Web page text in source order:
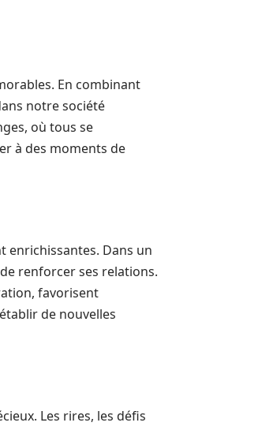
En combinant
notre société
où tous se
à des moments de
enrichissantes. Dans un
renforcer ses relations.
favorisent
de nouvelles
Les rires, les défis